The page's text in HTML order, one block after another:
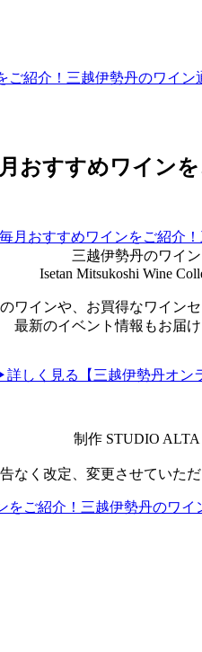
紹介！三越伊勢丹のワイン
おすすめワイン
三越伊勢丹のワイン
Isetan Mitsukoshi Wine
ワインや、お買得なワイン
最新のイベント情報もお届け
しく見る【三越伊勢丹オン
制作 STUDIO ALTA
なく改定、変更させていただ